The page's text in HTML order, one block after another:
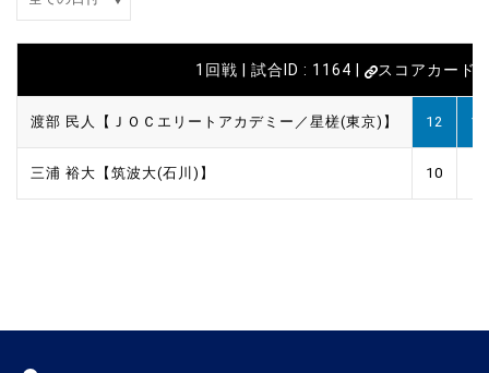
1回戦 | 試合ID : 1164 | スコアカード
渡部 民人【ＪＯＣエリートアカデミー／星槎(東京)】 12 11
三浦 裕大【筑波大(石川)】 10